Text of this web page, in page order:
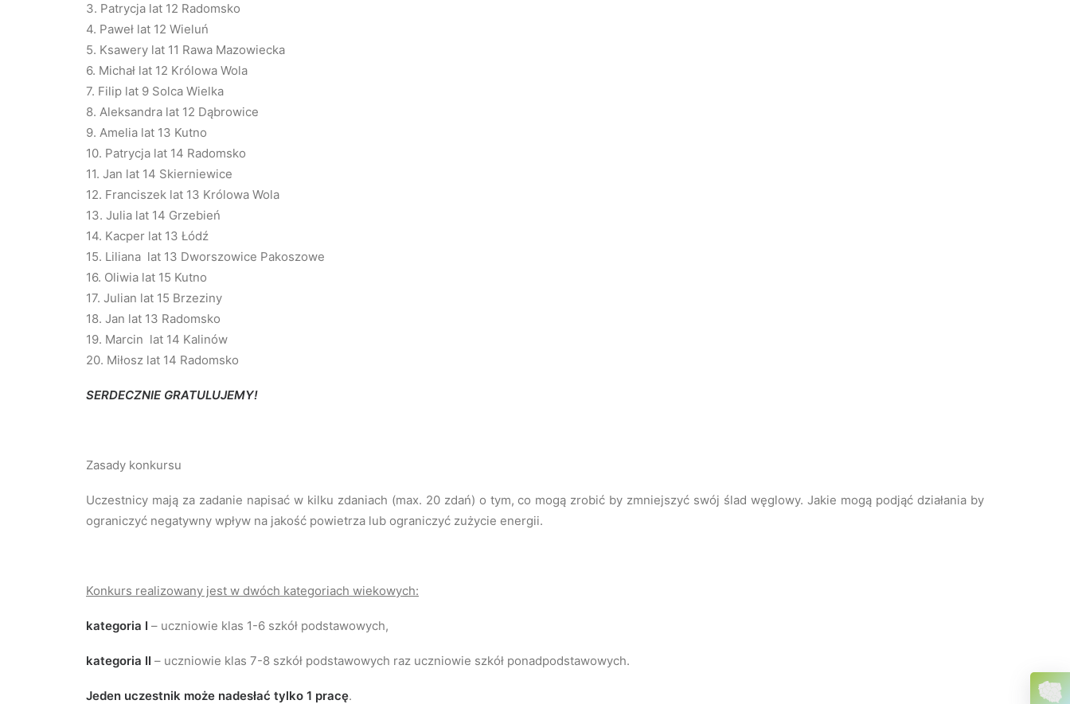
3. Patrycja lat 12 Radomsko
4. Paweł lat 12 Wieluń
5. Ksawery lat 11 Rawa Mazowiecka
6. Michał lat 12 Królowa Wola
7. Filip lat 9 Solca Wielka
8. Aleksandra lat 12 Dąbrowice
9. Amelia lat 13 Kutno
10. Patrycja lat 14 Radomsko
11. Jan lat 14 Skierniewice
12. Franciszek lat 13 Królowa Wola
13. Julia lat 14 Grzebień
14. Kacper lat 13 Łódź
15. Liliana lat 13 Dworszowice Pakoszowe
16. Oliwia lat 15 Kutno
17. Julian lat 15 Brzeziny
18. Jan lat 13 Radomsko
19. Marcin lat 14 Kalinów
20. Miłosz lat 14 Radomsko
SERDECZNIE GRATULUJEMY!
Zasady konkursu
Uczestnicy mają za zadanie napisać w kilku zdaniach (max. 20 zdań) o tym, co mogą zrobić by zmniejszyć swój ślad węglowy. Jakie mogą podjąć działania by
ograniczyć negatywny wpływ na jakość powietrza lub ograniczyć zużycie energii.
Konkurs realizowany jest w dwóch kategoriach wiekowych:
kategoria I – uczniowie klas 1-6 szkół podstawowych,
kategoria II – uczniowie klas 7-8 szkół podstawowych raz uczniowie szkół ponadpodstawowych.
Jeden uczestnik może nadesłać tylko 1 pracę.